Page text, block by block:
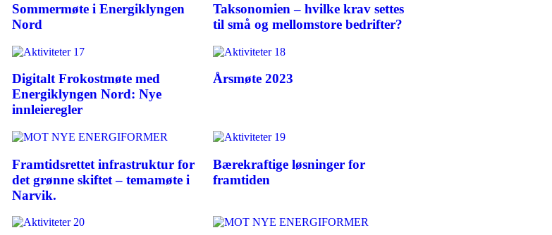
Sommermøte i Energiklyngen
Nord
Taksonomien – hvilke krav settes
til små og mellomstore bedrifter?
Digitalt Frokostmøte med
Energiklyngen Nord: Nye
innleieregler
Årsmøte 2023
Framtidsrettet infrastruktur for
det grønne skiftet – temamøte i
Narvik.
Bærekraftige løsninger for
framtiden